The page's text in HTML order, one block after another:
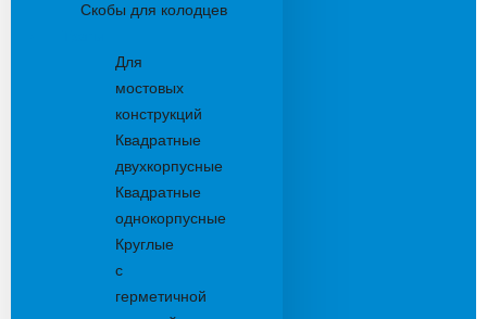
Скобы для колодцев
Для
мостовых
конструкций
Квадратные
двухкорпусные
Квадратные
однокорпусные
Круглые
с
герметичной